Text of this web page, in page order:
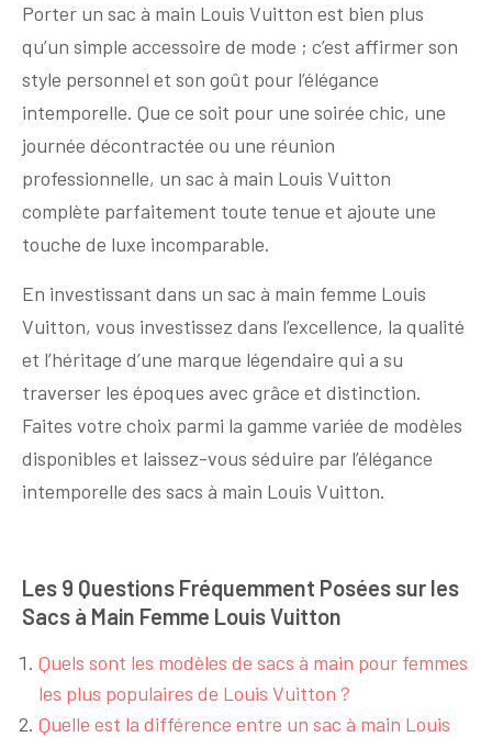
Porter un sac à main Louis Vuitton est bien plus
qu’un simple accessoire de mode ; c’est affirmer son
style personnel et son goût pour l’élégance
intemporelle. Que ce soit pour une soirée chic, une
journée décontractée ou une réunion
professionnelle, un sac à main Louis Vuitton
complète parfaitement toute tenue et ajoute une
touche de luxe incomparable.
En investissant dans un sac à main femme Louis
Vuitton, vous investissez dans l’excellence, la qualité
et l’héritage d’une marque légendaire qui a su
traverser les époques avec grâce et distinction.
Faites votre choix parmi la gamme variée de modèles
disponibles et laissez-vous séduire par l’élégance
intemporelle des sacs à main Louis Vuitton.
Les 9 Questions Fréquemment Posées sur les
Sacs à Main Femme Louis Vuitton
Quels sont les modèles de sacs à main pour femmes
les plus populaires de Louis Vuitton ?
Quelle est la différence entre un sac à main Louis